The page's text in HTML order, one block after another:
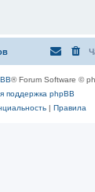
® Forum Software ©
поддержка phpBB
| Правила